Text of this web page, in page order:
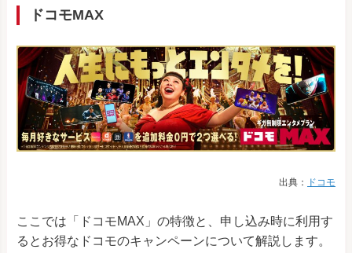
ドコモMAX
出典： ドコモ
ここでは「ドコモMAX」の特徴と、申し込み時に利用す
るとお得なドコモのキャンペーンについて解説します。